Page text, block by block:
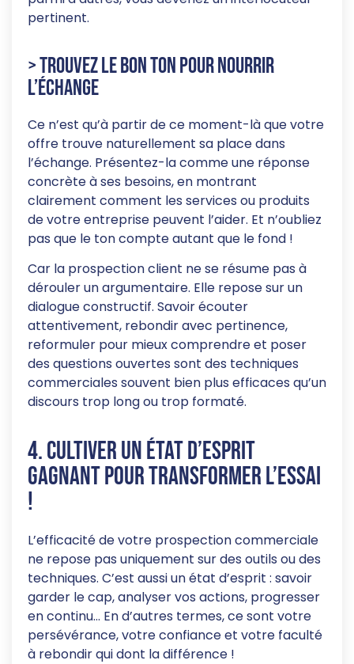
pertinent.
> Trouvez le bon ton pour nourrir
l’échange
Ce n’est qu’à partir de ce moment-là que votre
offre trouve naturellement sa place dans
l’échange. Présentez-la comme une réponse
concrète à ses besoins, en montrant
clairement comment les services ou produits
de votre entreprise peuvent l’aider. Et n’oubliez
pas que le ton compte autant que le fond !
Car la prospection client ne se résume pas à
dérouler un argumentaire. Elle repose sur un
dialogue constructif. Savoir écouter
attentivement, rebondir avec pertinence,
reformuler pour mieux comprendre et poser
des questions ouvertes sont des techniques
commerciales souvent bien plus efficaces qu’un
discours trop long ou trop formaté.
4. Cultiver un état d’esprit
gagnant pour transformer l’essai
!
L’efficacité de votre prospection commerciale
ne repose pas uniquement sur des outils ou des
techniques. C’est aussi un état d’esprit : savoir
garder le cap, analyser vos actions, progresser
en continu… En d’autres termes, ce sont votre
persévérance, votre confiance et votre faculté
à rebondir qui dont la différence !